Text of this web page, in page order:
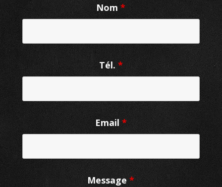
Nom*
Tél. *
Email*
Message*